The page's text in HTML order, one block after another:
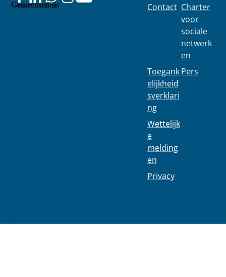
Gemeentehuis Contact
Toegank
elijkheid
sverklari
ng
Wettelijk
e
melding
en
Privacy
Charter
voor
sociale
netwerk
en
Pers